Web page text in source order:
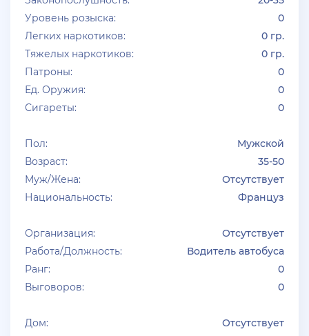
+ 10 руб 01 Июля 2026г в 19:44
Klassedie
Продам аккаунт Evolve Rp С GoldVip навсегда и с
деньгами
+ 10 руб 30 Июня 2026г в 16:13
залил много акков Advance RP по 5р
Уровень розыска:
0
Легких наркотиков:
0 гр.
Тяжелых наркотиков:
0 гр.
Патроны:
0
Ед. Оружия:
0
Сигареты:
0
Пол:
Мужской
Возраст:
35-50
Муж/Жена:
Отсутствует
Национальность:
Француз
Организация:
Отсутствует
Работа/Должность:
Водитель автобуса
Ранг:
0
Выговоров:
0
Дом:
Отсутствует